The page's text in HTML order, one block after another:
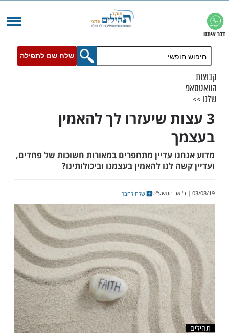
שלח שם לתפילה
שיעזרו לך להאמין
עדיין מתחפרים במאורות חשוכות של פחדים,
לנו להאמין בעצמנו וביכולותינו?
שלח לחבר